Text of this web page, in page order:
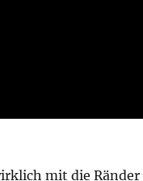
mit die Ränder